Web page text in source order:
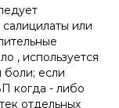
салицилаты или
, используется
боли; если
когда - либо
отдельных